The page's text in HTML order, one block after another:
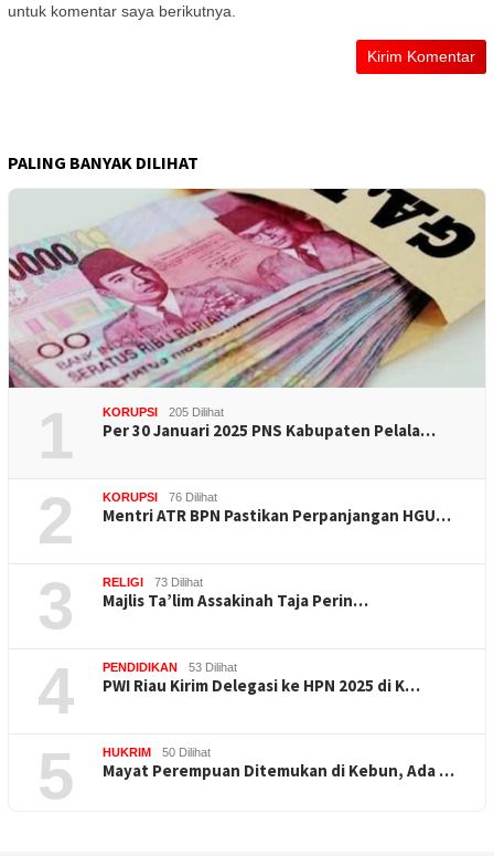
untuk komentar saya berikutnya.
PALING BANYAK DILIHAT
1 KORUPSI 205 Dilihat
Per 30 Januari 2025 PNS Kabupaten Pelala…
2 KORUPSI 76 Dilihat
Mentri ATR BPN Pastikan Perpanjangan HGU…
3 RELIGI 73 Dilihat
Majlis Ta’lim Assakinah Taja Perin…
4 PENDIDIKAN 53 Dilihat
PWI Riau Kirim Delegasi ke HPN 2025 di K…
5 HUKRIM 50 Dilihat
Mayat Perempuan Ditemukan di Kebun, Ada …